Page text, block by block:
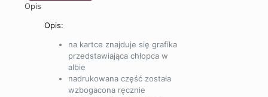
Opis
Opis:
na kartce znajduje się grafika
przedstawiająca chłopca w
albie
nadrukowana część została
wzbogacona ręcznie